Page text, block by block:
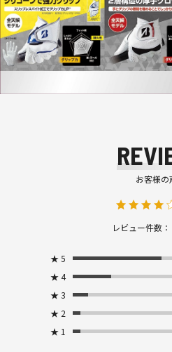
お客様の
レビュー件数：
★ 5
★ 4
★ 3
★ 2
★ 1